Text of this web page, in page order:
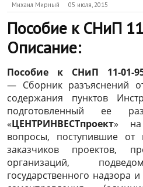
Михаил Мирный 05 июля, 2015
Пособие к СНиП
Описание:
Пособие к СНиП 11-01-
— Сборник разъяснений
содержания пунктов
подготовленный ее
«ЦЕНТРИНВЕСТпроект» на
вопросы, поступившие от
заказчиков проектов,
организаций,
государственного надзора